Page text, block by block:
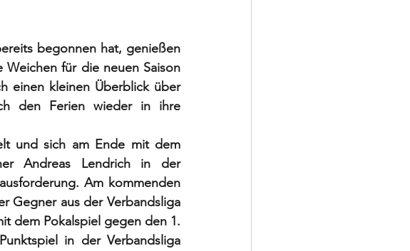
begonnen hat, genießen
für die neuen Saison
einen kleinen Überblick über
den Ferien wieder in ihre
und sich am Ende mit dem
Andreas Lendrich in der
Am kommenden
Gegner aus der Verbandsliga
dem Pokalspiel gegen den 1.
in der Verbandsliga